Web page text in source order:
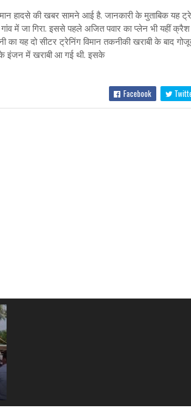
हादसे की खबर सामने आई है. जानकारी के मुताबिक यह
गांव में जा गिरा. इससे पहले अजित पवार का प्लेन भी यहीं
यह दो सीटर ट्रेनिंग विमान तकनीकी खराबी के बाद
के इंजन में खराबी आ गई थी. इसके
Facebook